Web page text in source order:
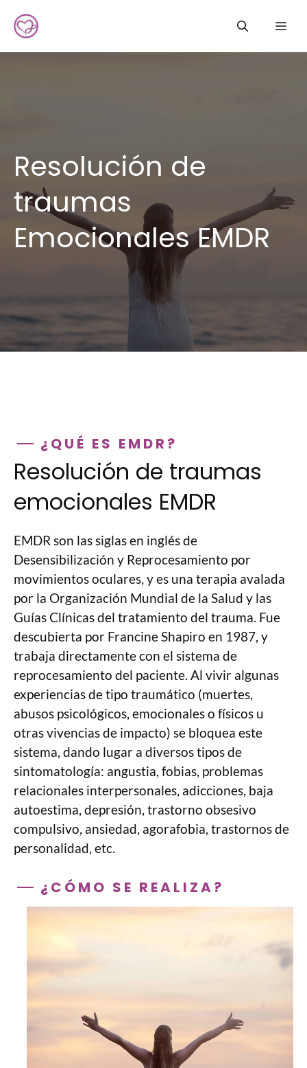
Resolución de
traumas
Emocionales EMDR
¿QUÉ ES EMDR?
Resolución de traumas
emocionales EMDR
EMDR son las siglas en inglés de
Desensibilización y Reprocesamiento por
movimientos oculares, y es una terapia avalada
por la Organización Mundial de la Salud y las
Guías Clínicas del tratamiento del trauma. Fue
descubierta por Francine Shapiro en 1987, y
trabaja directamente con el sistema de
reprocesamiento del paciente. Al vivir algunas
experiencias de tipo traumático (muertes,
abusos psicológicos, emocionales o físicos u
otras vivencias de impacto) se bloquea este
sistema, dando lugar a diversos tipos de
sintomatología: angustia, fobias, problemas
relacionales interpersonales, adicciones, baja
autoestima, depresión, trastorno obsesivo
compulsivo, ansiedad, agorafobia, trastornos de
personalidad, etc.
¿CÓMO SE REALIZA?